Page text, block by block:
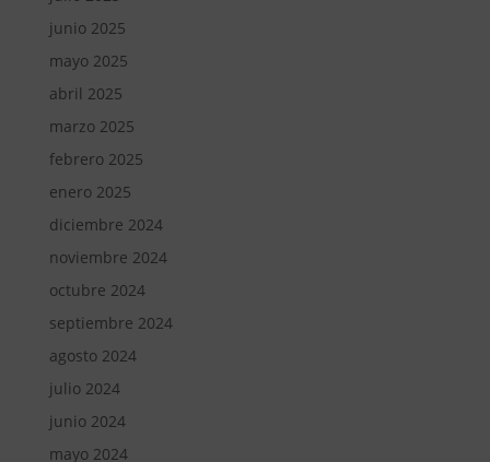
junio 2025
mayo 2025
abril 2025
marzo 2025
febrero 2025
enero 2025
diciembre 2024
noviembre 2024
octubre 2024
septiembre 2024
agosto 2024
julio 2024
junio 2024
mayo 2024